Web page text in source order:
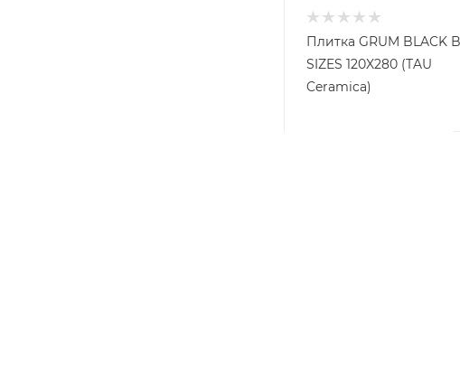
Плитка GRUM BLACK
SIZES 120X280 (TAU
Ceramica)